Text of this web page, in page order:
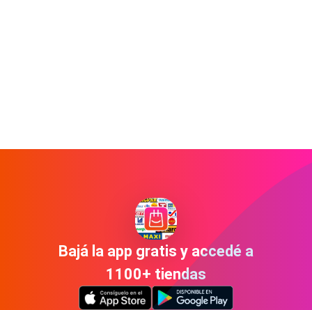
Bajá la app gratis y accedé a
1100+ tiendas